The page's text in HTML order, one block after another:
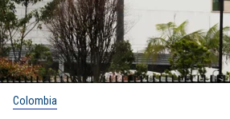
Colombia